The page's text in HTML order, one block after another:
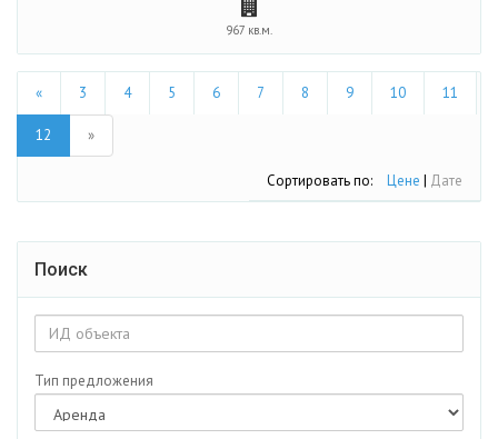
967 кв.м.
« 3 4 5 6 7 8 9 10 11
12 »
Сортировать по: Цене | Дате
Поиск
Тип предложения